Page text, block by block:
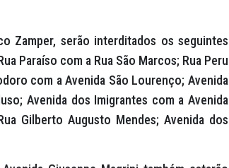
Zamper, serão interditados os seguintes
Paraíso com a Rua São Marcos; Rua Peru
com a Avenida São Lourenço; Avenida
Avenida dos Imigrantes com a Avenida
Gilberto Augusto Mendes; Avenida dos